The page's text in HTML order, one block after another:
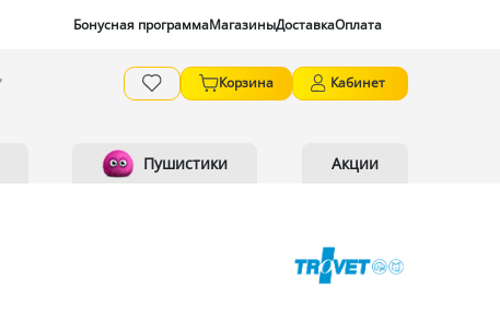
Бонусная программаМагазиныДоставкаОплата
Корзина Кабинет
Пушистики Акции